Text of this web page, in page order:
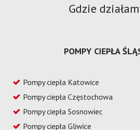
Gdzie
POMPY CIEPŁA
Pompy ciepła Katowice
Pompy ciepła Częstochowa
Pompy ciepła Sosnowiec
Pompy ciepła Gliwice